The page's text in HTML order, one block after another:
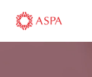
content